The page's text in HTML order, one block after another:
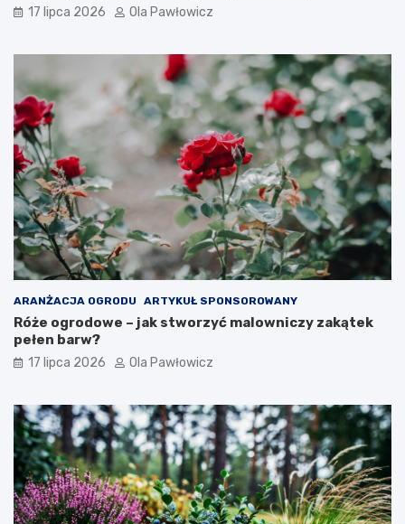
17 lipca 2026 Ola Pawłowicz
ARANŻACJA OGRODU ARTYKUŁ SPONSOROWANY
Róże ogrodowe – jak stworzyć malowniczy zakątek
pełen barw?
17 lipca 2026 Ola Pawłowicz